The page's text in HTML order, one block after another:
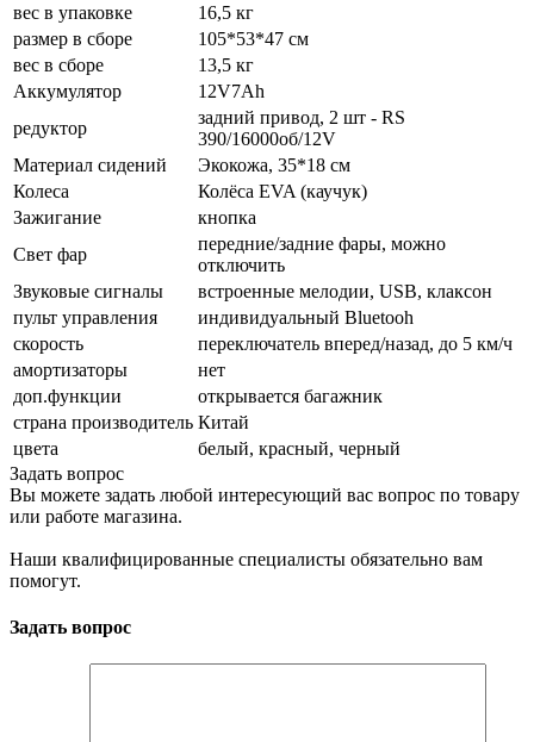
вес в упаковке
16,5 кг
размер в сборе
105*53*47 см
вес в сборе
13,5 кг
Аккумулятор
12V7Ah
редуктор
задний привод, 2 шт - RS
390/16000об/12V
Материал сидений
Экокожа, 35*18 см
Колеса
Колёса EVA (каучук)
Зажигание
кнопка
Свет фар
передние/задние фары, можно
отключить
Звуковые сигналы
встроенные мелодии, USB, клаксон
пульт управления
индивидуальный Bluetooh
скорость
переключатель вперед/назад, до 5 км/ч
амортизаторы
нет
доп.функции
открывается багажник
страна производитель Китай
цвета
белый, красный, черный
Задать вопрос
Вы можете задать любой интересующий вас вопрос по товару
или работе магазина.
Наши квалифицированные специалисты обязательно вам
помогут.
Задать вопрос